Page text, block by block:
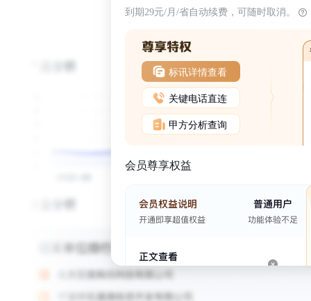
到期29元/月/省自动续费，可随时取消。
标讯详情查看
关键电话直连
甲方分析查询
会员尊享权益